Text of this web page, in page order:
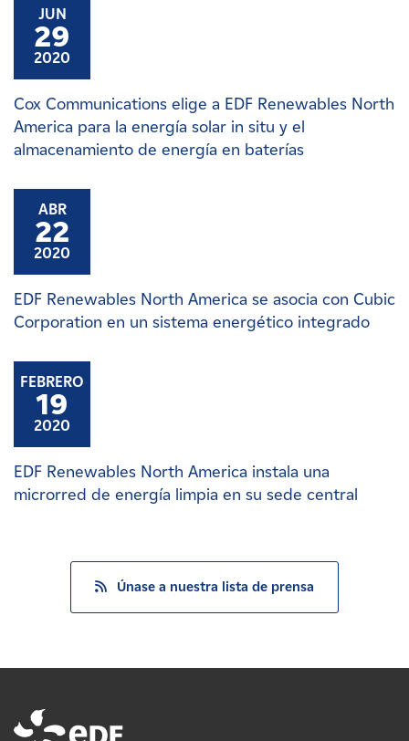
JUN
29
2020
Cox Communications elige a EDF Renewables North
America para la energía solar in situ y el
almacenamiento de energía en baterías
ABR
22
2020
EDF Renewables North America se asocia con Cubic
Corporation en un sistema energético integrado
FEBRERO
19
2020
EDF Renewables North America instala una
microrred de energía limpia en su sede central
Únase a nuestra lista de prensa